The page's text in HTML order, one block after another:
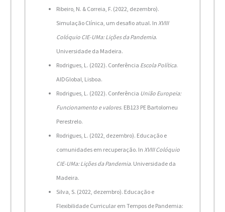
Ribeiro, N. & Correia, F. (2022, dezembro).
Simulação Clínica, um desafio atual. In XVIII
Colóquio CIE-UMa: Lições da Pandemia.
Universidade da Madeira.
Rodrigues, L. (2022). Conferência Escola Política.
AIDGlobal, Lisboa.
Rodrigues, L. (2022). Conferência União Europeia:
Funcionamento e valores. EB123 PE Bartolomeu
Perestrelo.
Rodrigues, L. (2022, dezembro). Educação e
comunidades em recuperação. In XVIII Colóquio
CIE-UMa: Lições da Pandemia. Universidade da
Madeira.
Silva, S. (2022, dezembro). Educação e
Flexibilidade Curricular em Tempos de Pandemia: